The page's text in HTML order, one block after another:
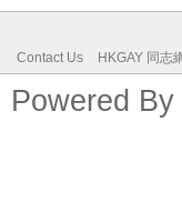
Contact Us HKGAY 同志
Powered By